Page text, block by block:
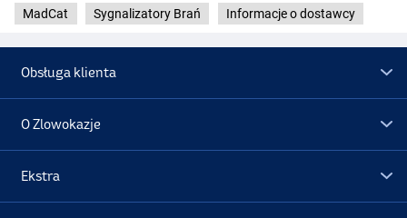
MadCat Sygnalizatory Brań Informacje o dostawcy
Obsługa klienta
O Zlowokazje
Ekstra